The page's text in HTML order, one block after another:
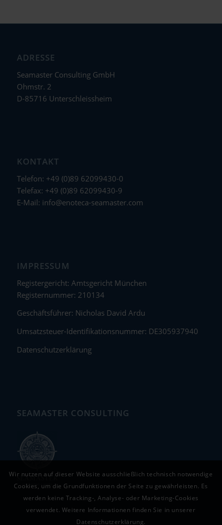
ADRESSE
Seamaster Consulting GmbH
Ohmstr. 2
D-85716 Unterschleissheim
KONTAKT
Telefon: +49 (0)89 62099430-0
Telefax: +49 (0)89 62099430-9
E-Mail: info@enoteca-seamaster.com
IMPRESSUM
Registergericht: Amtsgericht München
Registernummer: 210134
Geschäftsführer: Nicholas David Ardu
Umsatzsteuer-Identifikationsnummer: DE305937940
Datenschutzerklärung
SEAMASTER CONSULTING
Wir nutzen auf dieser Website ausschließlich technisch notwendige
Cookies, um die Grundfunktionen der Seite zu gewährleisten. Es
werden keine Tracking-, Analyse- oder Marketing-Cookies
verwendet. Weitere Informationen finden Sie in unserer
Datenschutzerklärung.